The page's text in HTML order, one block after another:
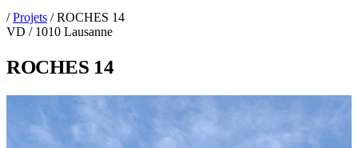
/ Projets /ROCHES 14
VD / 1010 Lausanne
ROCHES 14